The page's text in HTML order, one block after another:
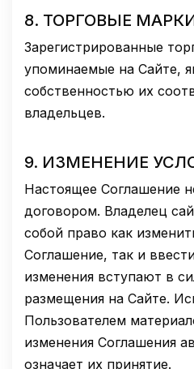
8. ТОРГОВЫЕ
Зарегистрированные
упоминаемые на Сайте,
собственностью их
владельцев.
9. ИЗМЕНЕНИЕ
Настоящее Соглашение
договором. Владелец
собой право как
Соглашение, так и
изменения вступают в
размещения на Сайте.
Пользователем
изменения Соглашения
означает их принятие.